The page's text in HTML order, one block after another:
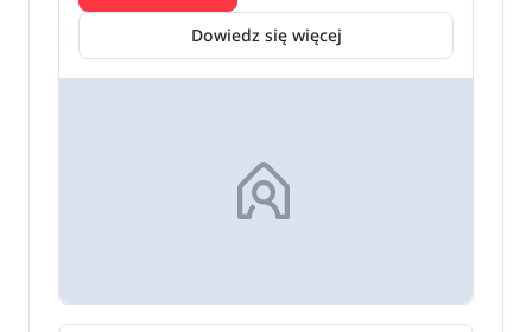
Dowiedz się więcej